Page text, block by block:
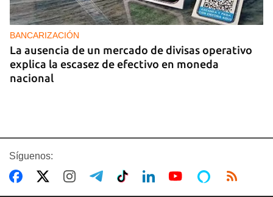
BANCARIZACIÓN
La ausencia de un mercado de divisas operativo
explica la escasez de efectivo en moneda
nacional
Síguenos: